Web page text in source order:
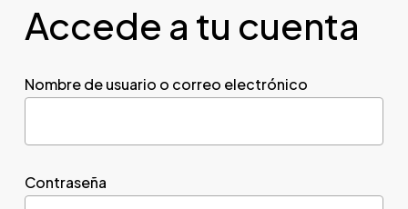
Accede a tu cuenta
Nombre de usuario o correo electrónico
Contraseña